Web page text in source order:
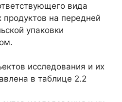
вида
на передней
упаковки
исследования и их
в таблице 2.2